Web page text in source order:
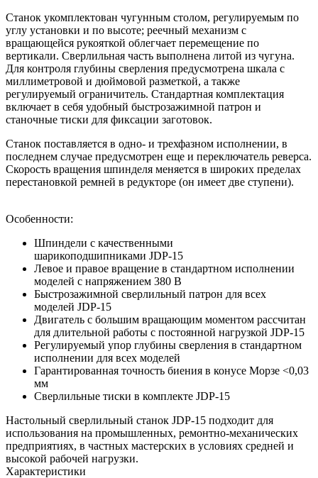
Станок укомплектован чугунным столом, регулируемым по
углу установки и по высоте; реечный механизм с
вращающейся рукояткой облегчает перемещение по
вертикали. Сверлильная часть выполнена литой из чугуна.
Для контроля глубины сверления предусмотрена шкала с
миллиметровой и дюймовой разметкой, а также
регулируемый ограничитель. Стандартная комплектация
включает в себя удобный быстрозажимной патрон и
станочные тиски для фиксации заготовок.
Станок поставляется в одно- и трехфазном исполнении, в
последнем случае предусмотрен еще и переключатель реверса.
Скорость вращения шпинделя меняется в широких пределах
перестановкой ремней в редукторе (он имеет две ступени).
Особенности:
Шпиндели с качественными
шарикоподшипниками JDP-15
Левое и правое вращение в стандартном исполнении
моделей с напряжением 380 В
Быстрозажимной сверлильный патрон для всех
моделей JDP-15
Двигатель с большим вращающим моментом рассчитан
для длительной работы с постоянной нагрузкой JDP-15
Регулируемый упор глубины сверления в стандартном
исполнении для всех моделей
Гарантированная точность биения в конусе Морзе <0,03
мм
Сверлильные тиски в комплекте JDP-15
Настольный сверлильный станок JDP-15 подходит для
использования на промышленных, ремонтно-механических
предприятиях, в частных мастерских в условиях средней и
высокой рабочей нагрузки.
Характеристики